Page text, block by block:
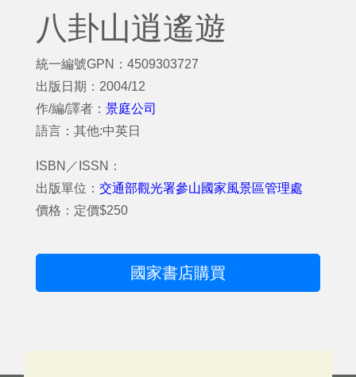
八卦山逍遙遊
統一編號GPN：4509303727
出版日期：2004/12
作/編/譯者： 景庭公司
語言：其他:中英日
ISBN／ISSN：
出版單位： 交通部觀光署參山國家風景區管理處
價格：定價$250
國家書店購買